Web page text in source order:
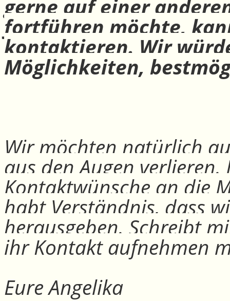
gerne auf einer
fortführen möchte,
kontaktieren. Wir
Möglichkeiten,
Wir möchten natürlich
aus den Augen
Kontaktwünsche an die
habt Verständnis, dass
herausgeben. Schreibt
ihr Kontakt aufnehmen
Eure Angelika